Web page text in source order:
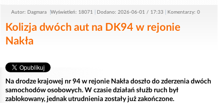
Autor: Dagmara Wyświetleń: 18071 Dodano: 2026-06-01 / 17:33 Komentarzy: 0
Kolizja dwóch aut na DK94 w rejonie
Nakła
Na drodze krajowej nr 94 w rejonie Nakła doszło do zderzenia dwóch
samochodów osobowych. W czasie działań służb ruch był
zablokowany, jednak utrudnienia zostały już zakończone.